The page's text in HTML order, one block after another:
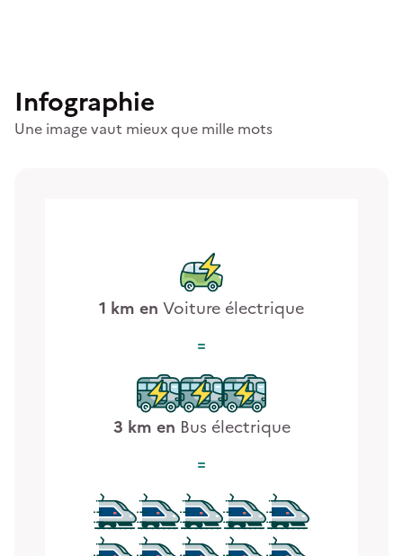
Infographie
Une image vaut mieux que mille mots
1 km en Voiture électrique
3 km en Bus électrique